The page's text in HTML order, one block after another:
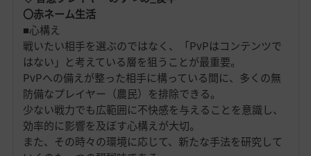
〇赤ネーム生活
■心構え
戦いたい相手を選ぶのではなく、「PvPはコンテンツで
はない」と考えている層を狙うことが最重要。
PvPへの備えが整った相手に構っている間に、多くの無
防備なプレイヤー（農民）を排除できる。
少ない戦力でも広範囲に不快感を与えることを意識し、
効率的に影響を及ぼす心構えが大切。
また、その時々の環境に応じて、新たな手法を研究して